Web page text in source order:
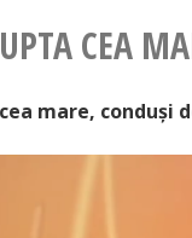
CEA
mare, conduși